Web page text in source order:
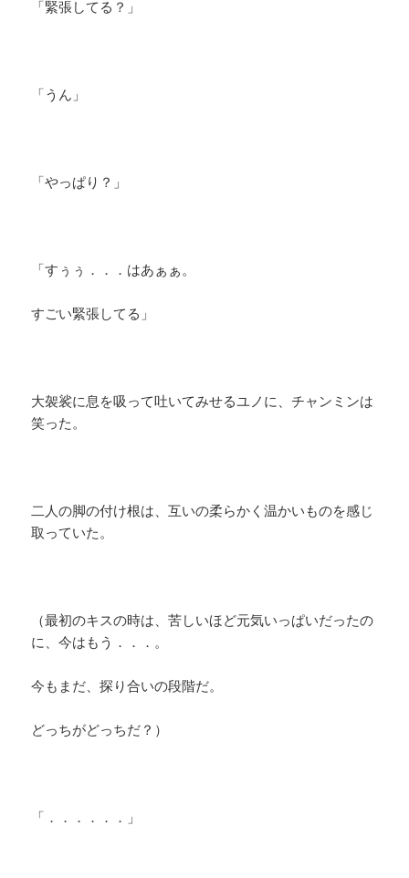
「緊張してる？」
「うん」
「やっぱり？」
「すぅぅ．．．はあぁぁ。
すごい緊張してる」
大袈裟に息を吸って吐いてみせるユノに、チャンミンは
笑った。
二人の脚の付け根は、互いの柔らかく温かいものを感じ
取っていた。
（最初のキスの時は、苦しいほど元気いっぱいだったの
に、今はもう．．．。
今もまだ、探り合いの段階だ。
どっちがどっちだ？）
「．．．．．．」